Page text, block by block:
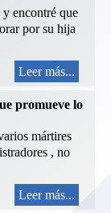
encontré que
por su hija
Leer más...
promueve lo
mártires
, no
Leer más...